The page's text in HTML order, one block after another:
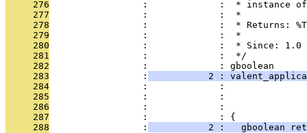
     276
:             :  * instance
     277
                 :             :  *
     278
:             :  * Returns:
     279
                 :             :  *
     280
                 :             :  * Since: 1.0
     281
                 :             :  */
     282
                 :             : gboolean
     283
                 :
2 :
     284
:             :
     285
:             :
     286
:             :
     287
                 :             : {
     288
                 :
2 :   gboolean